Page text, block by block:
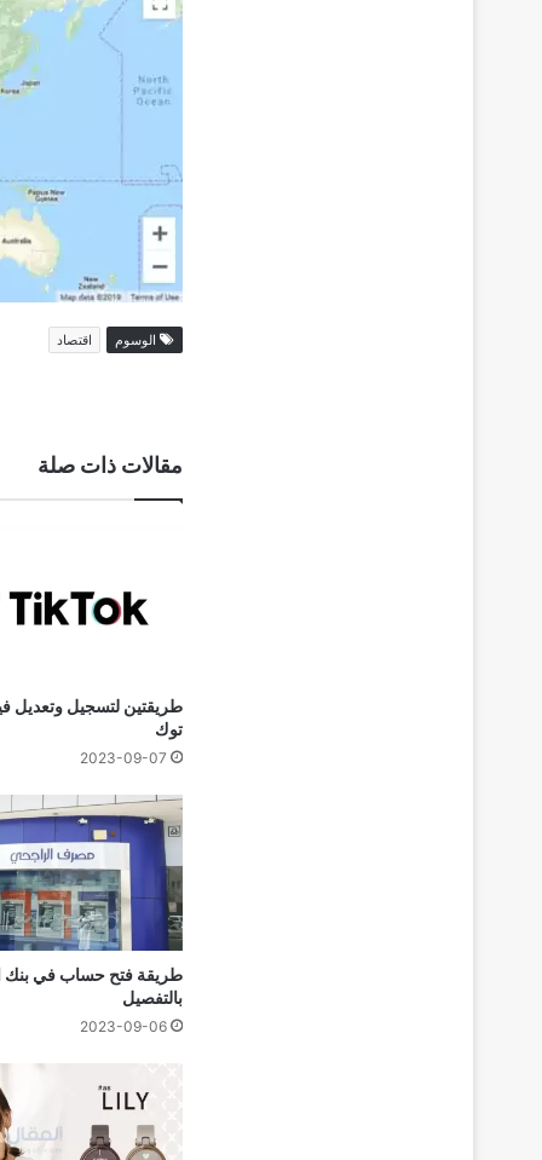
الوسوم اقتصاد
مقالات ذات صلة
طريقتين لتسجيل وتعديل
توك
2023-09-07
طريقة فتح حساب في بنك
بالتفصيل
2023-09-06